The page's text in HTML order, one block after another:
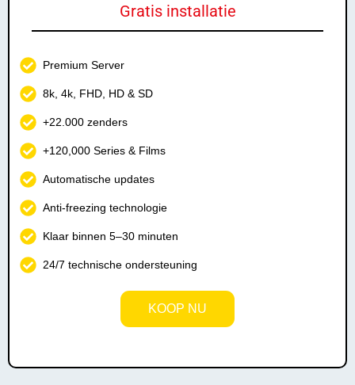
Gratis installatie
Premium Server
8k, 4k, FHD, HD & SD
+22.000 zenders
+120,000 Series & Films
Automatische updates
Anti-freezing technologie
Klaar binnen 5–30 minuten
24/7 technische ondersteuning
KOOP NU